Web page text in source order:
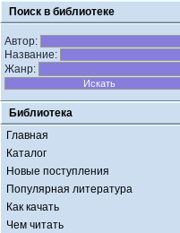
Поиск в библиотеке
Автор:
Название:
Жанр:
Библиотека
Главная
Каталог
Новые поступления
Популярная литература
Как качать
Чем читать